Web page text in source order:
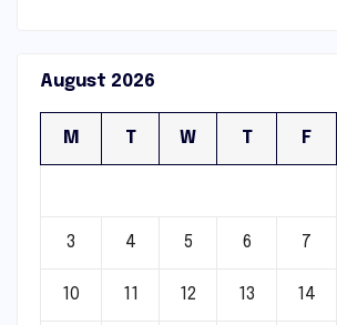
August 2026
M T W T F
3 4 5 6 7
10 11 12 13 14